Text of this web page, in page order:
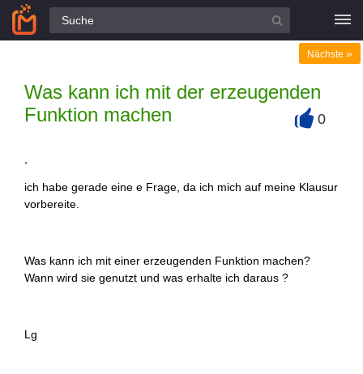
Alle Fragen
Was kann ich mit der erzeugenden
Funktion machen
Nächste »
0
ich habe gerade eine e Frage, da ich mich auf meine Klausur
vorbereite.
Was kann ich mit einer erzeugenden Funktion machen?
Wann wird sie genutzt und was erhalte ich daraus ?
Lg